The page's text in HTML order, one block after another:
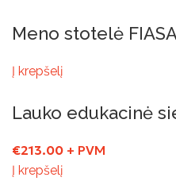
Meno stotelė
Į krepšelį
Lauko edukacinė
€213.00 + PVM
Į krepšelį